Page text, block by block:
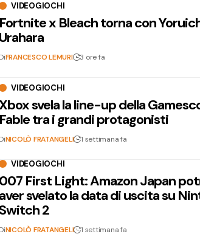
VIDEOGIOCHI
Fortnite x Bleach torna con
Urahara
DiFRANCESCO LEMURI 3 ore fa
VIDEOGIOCHI
Xbox svela la line-up della
Fable tra i grandi protagonisti
DiNICOLÒ FRATANGELI 1 settimana fa
VIDEOGIOCHI
007 First Light: Amazon Japan
aver svelato la data di uscita su
Switch 2
DiNICOLÒ FRATANGELI 1 settimana fa